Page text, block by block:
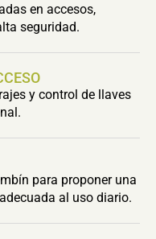
en accesos,
seguridad.
y control de llaves
para proponer una
al uso diario.